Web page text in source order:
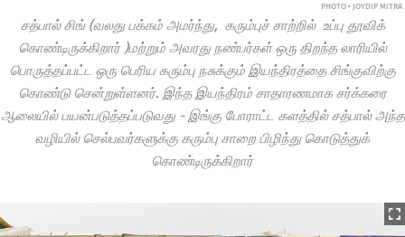
PHOTO • JOYDIP MITRA
சத்பால் சிங் (வலது பக்கம் அமர்ந்து, கரும்புச் சாற்றில் உப்பு தூவிக்
கொண்டிருக்கிறார் )மற்றும் அவரது நண்பர்கள் ஒரு திறந்த லாரியில்
பொருத்தப்பட்ட ஒரு பெரிய கரும்பு நசுக்கும் இயந்திரத்தை சிங்குவிற்கு
கொண்டு சென்றுள்ளனர். இந்த இயந்திரம் சாதாரணமாக சர்க்கரை
ஆலையில் பயன்படுத்தப்படுவது - இங்கு போராட்ட களத்தில் சத்பால் அந்த
வழியில் செல்பவர்களுக்கு கரும்பு சாறை பிழிந்து கொடுத்துக்
கொண்டிருக்கிறார்